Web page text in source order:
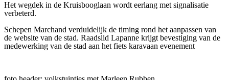
Het wegdek in de Kruisbooglaan wordt eerlang met signalisatie
verbeterd.
Schepen Marchand verduidelijk de timing rond het aanpassen van
de website van de stad. Raadslid Lapanne krijgt bevestiging van de
medewerking van de stad aan het fiets karavaan evenement